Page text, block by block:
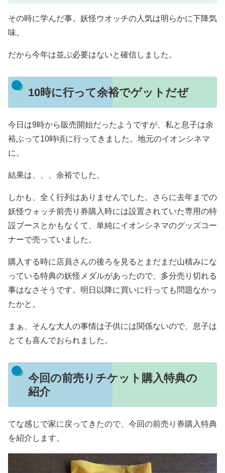
その時に学んだ事。妖怪ウオッチの人気は明らかに下降気
味。
だから今年は並ぶ必要はないと確信しました。
10時に行って余裕でゲットだぜ
今日は9時から販売開始だったようですが、私と息子は余
裕ぶって10時頃に行ってきました。地元のイオンシネマ
に。
結果は、、、余裕でした。
しかも、全く行列はありませんでした。さらに去年までの
妖怪ウォッチ前売り券購入時には設置されていた専用の特
設ブースとかもなくて、単純にイオンシネマのグッズコー
ナーで売っていました。
購入する時に店員さんの後ろを見るとまだまだ山積みにな
っている特典の妖怪メダルがあったので、多分売り切れる
事はなさそうです。明日以降に買いに行っても問題なかっ
たかと。
まぁ、そんな大人の事情は子供には関係ないので、息子は
とても喜んでおられました。
今回の前売りチケット購入特典の
紹介
てな感じで家に戻ってきたので、今回の前売り券購入特典
を紹介します。